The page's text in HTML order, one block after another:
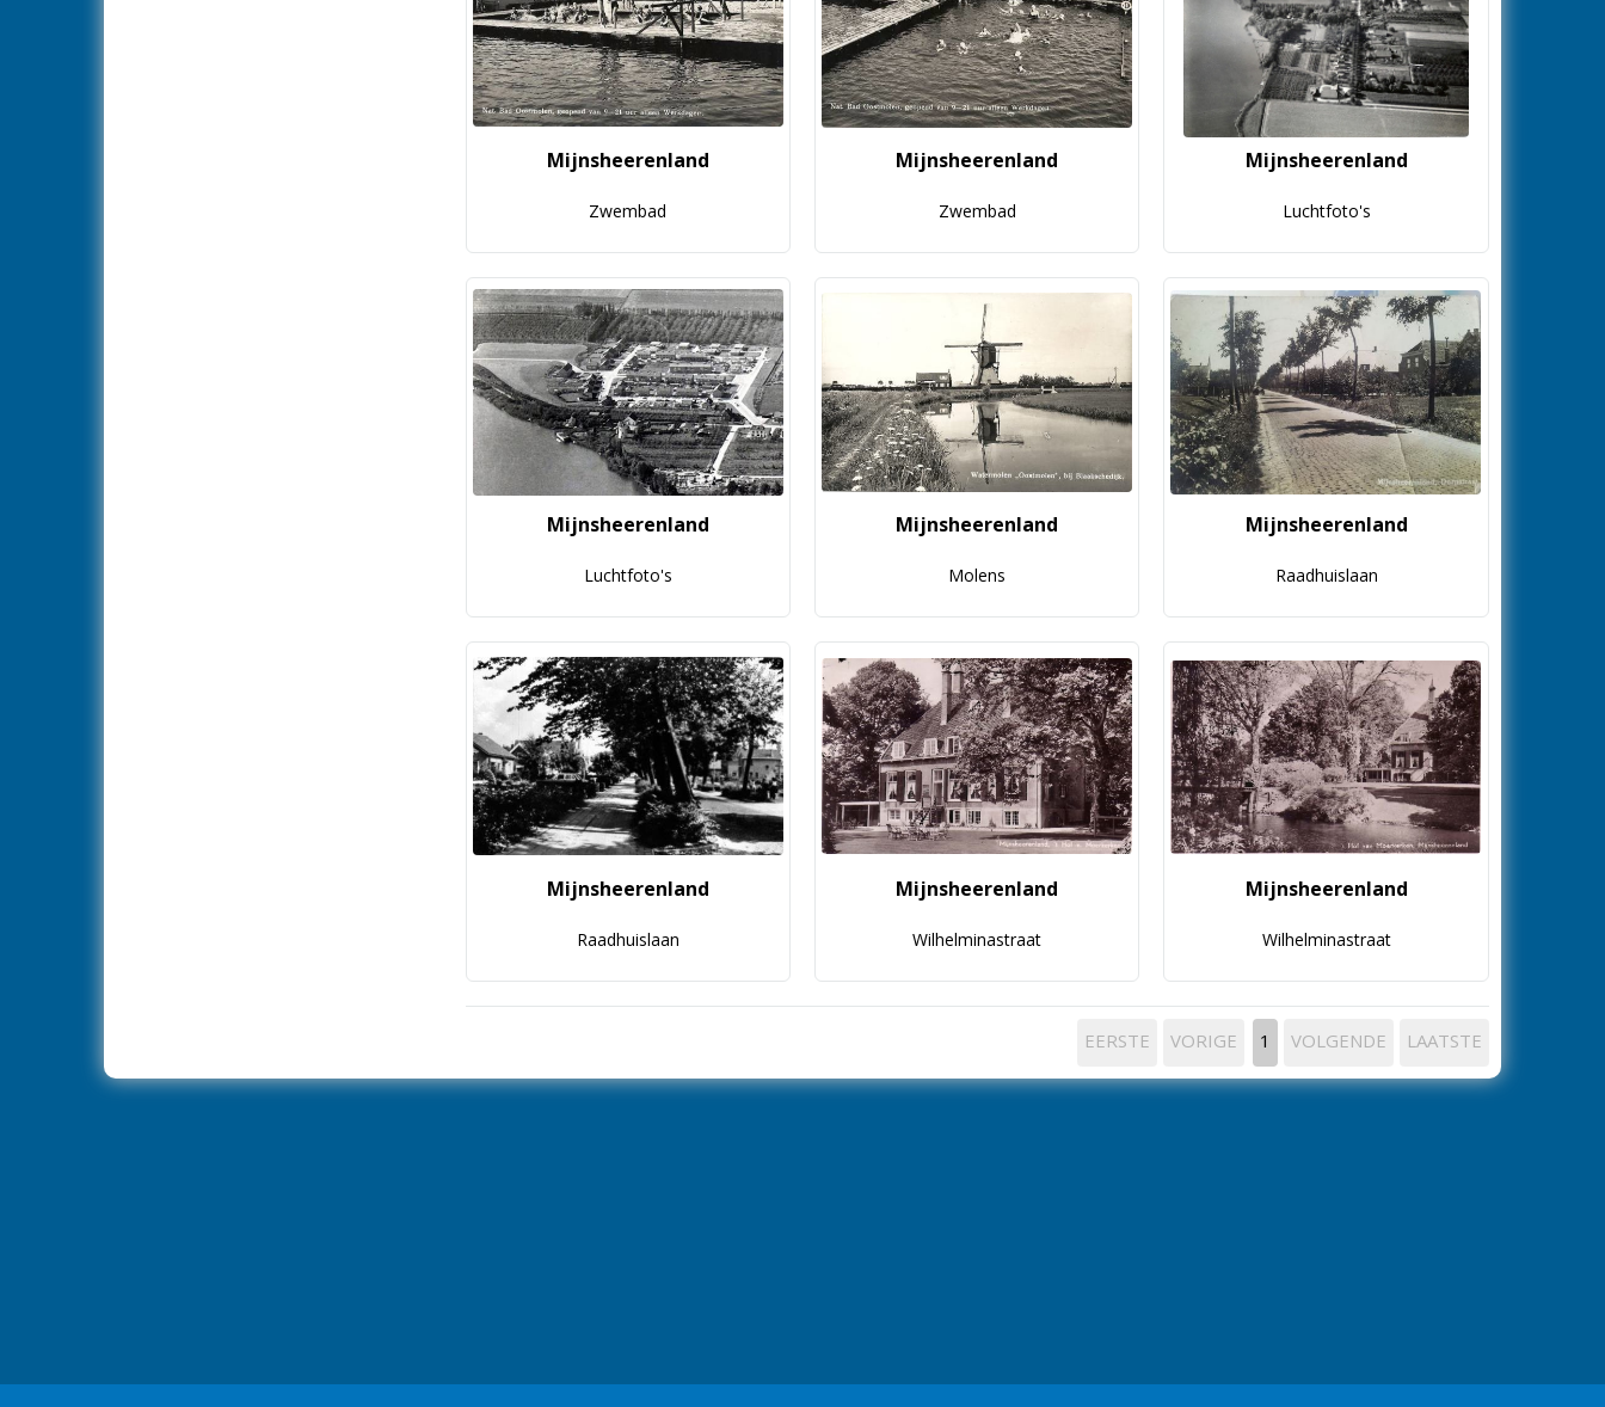
Mijnsheerenland
Zwembad
Mijnsheerenland
Zwembad
Mijnsheerenland
Luchtfoto's
Mijnsheerenland
Luchtfoto's
Mijnsheerenland
Molens
Mijnsheerenland
Raadhuislaan
Mijnsheerenland
Raadhuislaan
Mijnsheerenland
Wilhelminastraat
Mijnsheerenland
Wilhelminastraat
EERSTE VORIGE 1 VOLGENDE LAATSTE